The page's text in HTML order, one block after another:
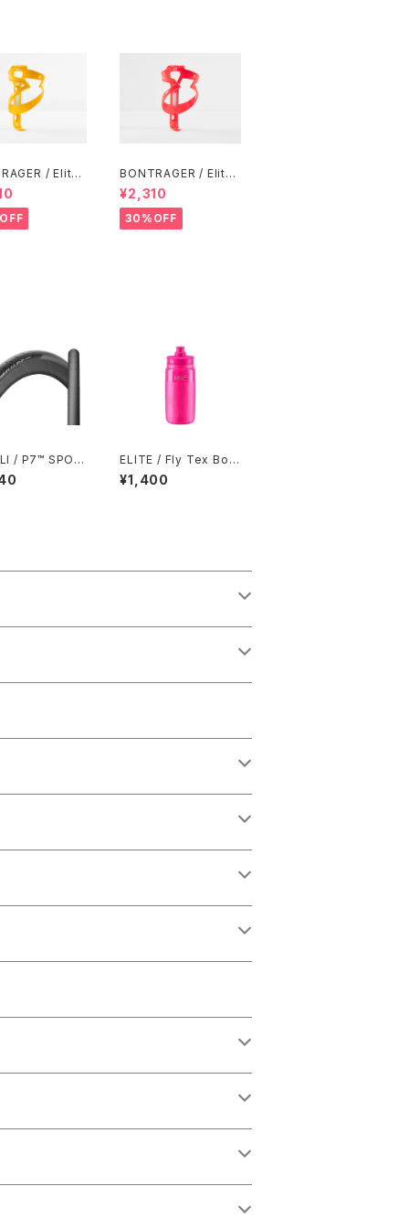
/ Elite
Bottle Cage /
BONTRAGER / Elite
Water Bottle Cage /
Radioactive Coral
¥2,310
30%OFF
/ P7™ SPOR
ELITE / Fly Tex Bott
le 550ml / Clear Pin
k
¥1,400